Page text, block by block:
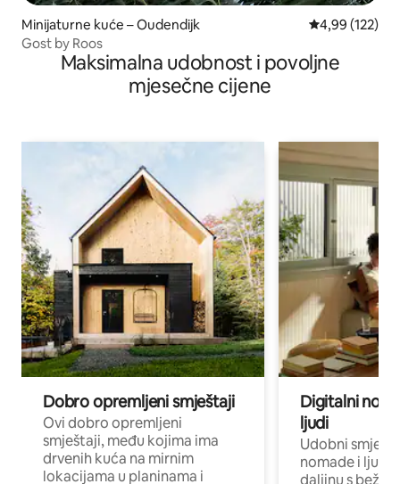
Minijaturne kuće – Oudendijk Prosječna
4,99 (122)
Gost by Roos
Maksimalna udobnost i povoljne
mjesečne cijene
Dobro opremljeni smještaji
Ovi dobro opremljeni
smještaji, među kojima ima
drvenih kuća na mirnim
lokacijama u planinama i
Digitalni
ljudi
Udobni
nomade i ljude